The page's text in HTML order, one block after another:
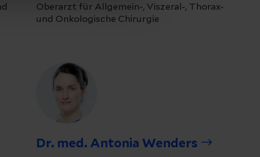
Oberarzt für Allgemein-, Viszeral-, Thorax-
und Onkologische Chirurgie
Dr. med. Antonia Wenders